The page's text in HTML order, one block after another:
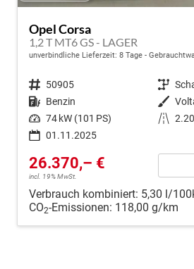
Opel Corsa
1,2 T MT6 GS - LAGER
unverbindliche Lieferzeit: 8 Tage
Fahrzeugnr. 50905 Getriebe
Kraftstoff Benzin Außenfarbe
Leistung 74 kW (101 PS) Kilometerstand
01.11.2025
26.370,– €
incl. 19% MwSt.
Verbrauch kombiniert: 5,30 l/
CO2-Emissionen: 118,00 g/km